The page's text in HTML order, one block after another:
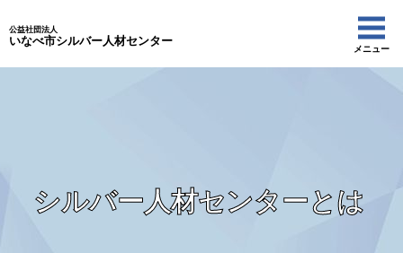
公益社団法人
いなべ市シルバー人材センター
メニュー
シルバー人材センターとは